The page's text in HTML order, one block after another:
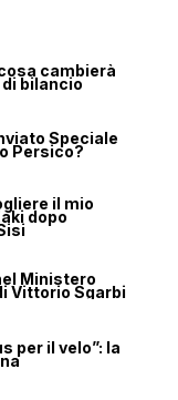
cambierà
bilancio
Speciale
Persico?
il mio
dopo
Ministero
Vittorio Sgarbi
per il velo”: la